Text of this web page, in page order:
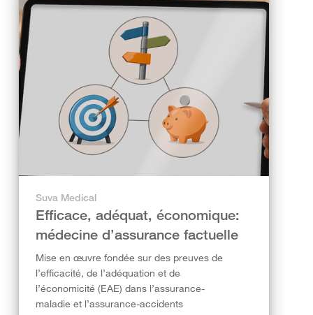
Suva Medical
Efficace, adéquat, économique:
médecine d’assurance factuelle
Mise en œuvre fondée sur des preuves de
l’efficacité, de l’adéquation et de
l’économicité (EAE) dans l’assurance-
maladie et l’assurance-accidents